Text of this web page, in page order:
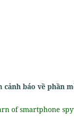
cảnh báo về phần
of smartphone